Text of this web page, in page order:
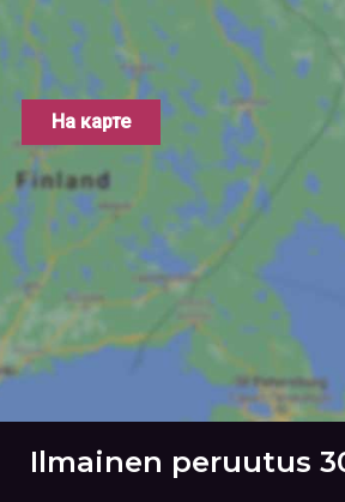
На карте
Ilmainen peruutus